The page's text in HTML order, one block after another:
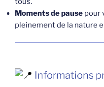
Moments de pause pour
pleinement de la nature
Informations